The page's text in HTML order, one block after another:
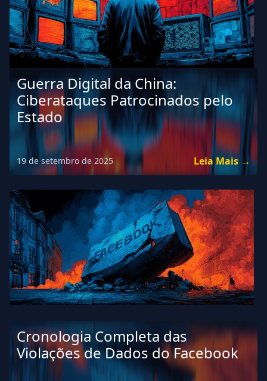
Guerra Digital da China:
Ciberataques Patrocinados pelo
Estado
19 de setembro de 2025 Leia Mais →
Cronologia Completa das
Violações de Dados do Facebook